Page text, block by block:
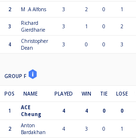
2 M .A Alfons 3 2 0 1
3
Richard
Gierdharie
3 1 0 2
4
Christopher
Dean
3 0 0 3
GROUP F
POS NAME PLAYED WIN TIE LOSE
1
ACE
Cheung
4 4 0 0
2
Anton
Bardakhan
4 3 0 1